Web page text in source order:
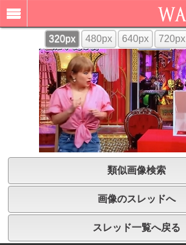
320px 480px 640px 720px
類似画像検索
画像のスレッドへ
スレッド一覧へ戻る